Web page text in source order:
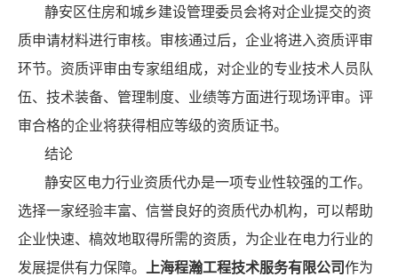
静安区住房和城乡建设管理委员会将对企业提交的资
质申请材料进行审核。审核通过后，企业将进入资质评审
环节。资质评审由专家组组成，对企业的专业技术人员队
伍、技术装备、管理制度、业绩等方面进行现场评审。评
审合格的企业将获得相应等级的资质证书。
结论
静安区电力行业资质代办是一项专业性较强的工作。
选择一家经验丰富、信誉良好的资质代办机构，可以帮助
企业快速、槁效地取得所需的资质，为企业在电力行业的
发展提供有力保障。
上海程瀚工程技术服务有限公司作为